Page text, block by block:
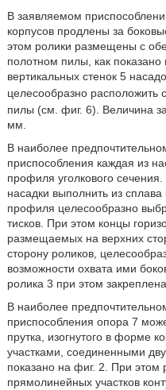
В заявляемом
корпусов продлены за
этом ролики размещены с
полотном пилы, как
вертикальных стенок 5
целесообразно расположить
пилы (см. фиг. 6). Величина
мм.
В наиболее
приспособления каждая из
профиля уголкового
насадки выполнить из
профиля целесообразно
тисков. При этом концы
размещаемых на верхних
сторону роликов,
возможности охвата ими
ролика 3 при этом
В наиболее
приспособления опора 7
прутка, изогнутого в форме
участками, соединенными
показано на фиг. 2. При
прямолинейных участков